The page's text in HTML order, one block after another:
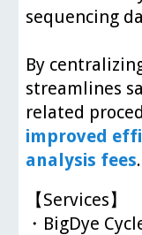
sequencing
By
streamlines
related
improved
analysis fees.
【Services】
・BigDye